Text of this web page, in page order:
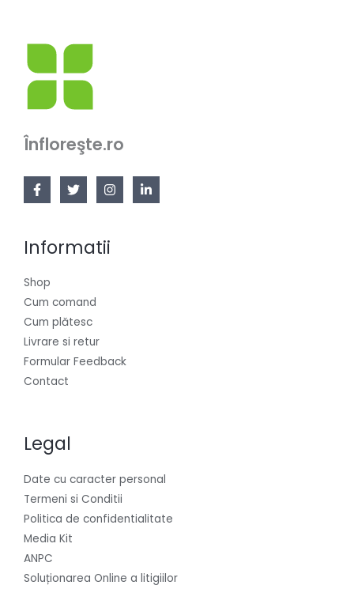
Înfloreşte.ro
Informatii
Shop
Cum comand
Cum plătesc
Livrare si retur
Formular Feedback
Contact
Legal
Date cu caracter personal
Termeni si Conditii
Politica de confidentialitate
Media Kit
ANPC
Soluționarea Online a litigiilor